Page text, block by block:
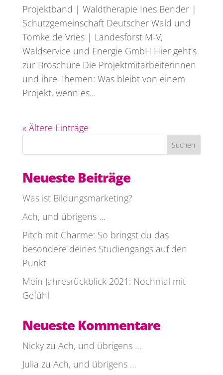
Projektband | Waldtherapie Ines Bender |
Schutzgemeinschaft Deutscher Wald und
Tomke de Vries | Landesforst M-V,
Waldservice und Energie GmbH Hier geht's
zur Broschüre Die Projektmitarbeiterinnen
und ihre Themen: Was bleibt von einem
Projekt, wenn es...
« Ältere Einträge
Suchen
Neueste Beiträge
Was ist Bildungsmarketing?
Ach, und übrigens …
Pitch mit Charme: So bringst du das
besondere deines Studiengangs auf den
Punkt
Mein Jahresrückblick 2021: Nochmal mit
Gefühl
Neueste Kommentare
Nickyzu Ach, und übrigens …
Julia zu Ach, und übrigens …